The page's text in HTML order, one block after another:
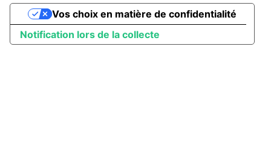
Notification lors de la collecte
Vos choix en matière de confidentialité